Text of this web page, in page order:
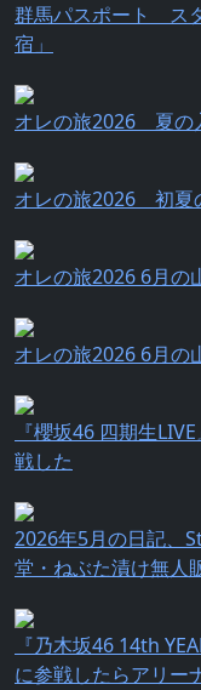
群馬パスポート ス
宿」
オレの旅2026 夏の
オレの旅2026 初夏
オレの旅2026 6月の
オレの旅2026 6月の
『櫻坂46 四期生
戦した
2026年5月の日記、
堂・ねぶた漬け無人
『乃⽊坂46 14th
に参戦したらアリー